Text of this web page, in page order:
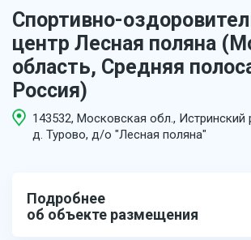
Спортивно-
центр Лесная поляна
область, Средняя
Россия)
143532, Московская обл., Истринский
д. Турово, д/о "Лесная поляна"
Подробнее
об объекте размещения